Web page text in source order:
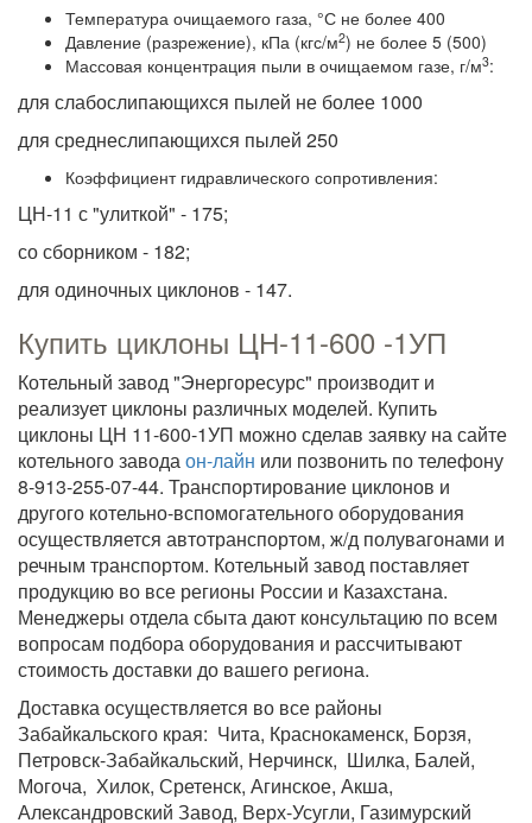
Температура очищаемого газа, °С не более 400
Давление (разрежение), кПа (кгс/м2) не более 5 (500)
Массовая концентрация пыли в очищаемом газе, г/м3:
для слабослипающихся пылей не более 1000
для среднеслипающихся пылей 250
Коэффициент гидравлического сопротивления:
ЦН-11 с "улиткой" - 175;
со сборником - 182;
для одиночных циклонов - 147.
Купить циклоны ЦН-11-600 -1УП
Котельный завод "Энергоресурс" производит и
реализует циклоны различных моделей. Купить
циклоны ЦН 11-600-1УП можно сделав заявку на сайте
котельного заводаон-лайн или позвонить по телефону
8-913-255-07-44. Транспортирование циклонов и
другого котельно-вспомогательного оборудования
осуществляется автотранспортом, ж/д полувагонами и
речным транспортом. Котельный завод поставляет
продукцию во все регионы России и Казахстана.
Менеджеры отдела сбыта дают консультацию по всем
вопросам подбора оборудования и рассчитывают
стоимость доставки до вашего региона.
Доставка осуществляется во все районы
Забайкальского края: Чита, Краснокаменск, Борзя,
Петровск-Забайкальский, Нерчинск, Шилка, Балей,
Могоча, Хилок, Сретенск, Агинское, Акша,
Александровский Завод, Верх-Усугли, Газимурский